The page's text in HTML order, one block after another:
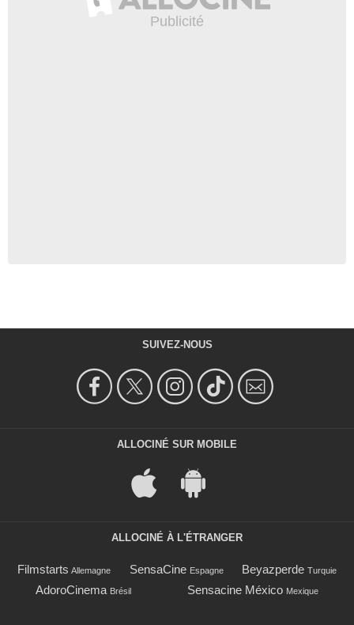
SUIVEZ-NOUS
ALLOCINÉ SUR MOBILE
ALLOCINÉ À L'ÉTRANGER
Filmstarts Allemagne SensaCine Espagne Beyazperde Turquie
AdoroCinema Brésil Sensacine México Mexique